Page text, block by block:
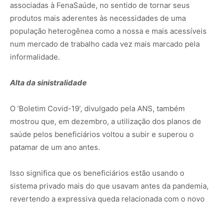
associadas à FenaSaúde, no sentido de tornar seus
produtos mais aderentes às necessidades de uma
população heterogênea como a nossa e mais acessíveis
num mercado de trabalho cada vez mais marcado pela
informalidade.
Alta da sinistralidade
O ‘Boletim Covid-19’, divulgado pela ANS, também
mostrou que, em dezembro, a utilização dos planos de
saúde pelos beneficiários voltou a subir e superou o
patamar de um ano antes.
Isso significa que os beneficiários estão usando o
sistema privado mais do que usavam antes da pandemia,
revertendo a expressiva queda relacionada com o novo